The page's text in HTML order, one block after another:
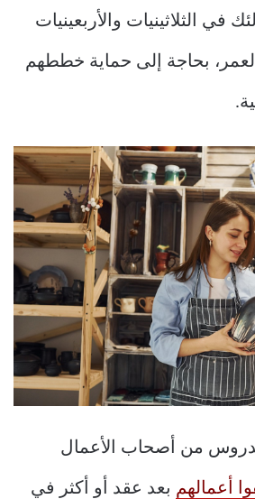
في الثلاثينيات والأربعينيات
بحاجة إلى حماية خططهم
من أصحاب الأعمال
أعمالهم بعد عقد أو أكثر في